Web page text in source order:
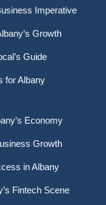
Imperative
Growth
Guide
for Albany
Economy
Growth
in Albany
Fintech Scene